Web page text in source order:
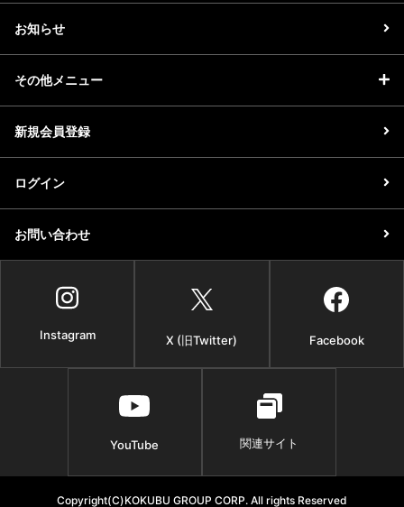
お知らせ
その他メニュー
新規会員登録
ログイン
お問い合わせ
Instagram X (旧Twitter) Facebook
YouTube 関連サイト
Copyright(C)KOKUBU GROUP CORP. All rights Reserved